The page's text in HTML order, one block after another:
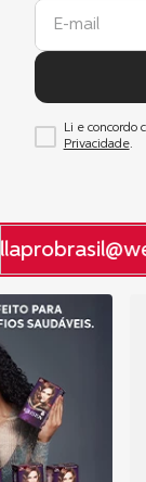
Li e concordo
Privacidade.